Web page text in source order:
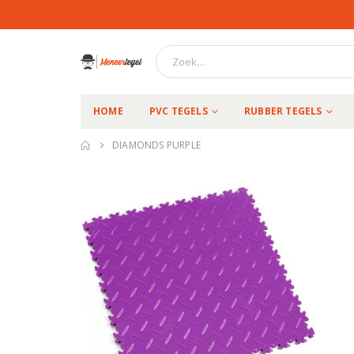
HOME PVC TEGELS RUBBER TEGELS
DIAMONDS PURPLE